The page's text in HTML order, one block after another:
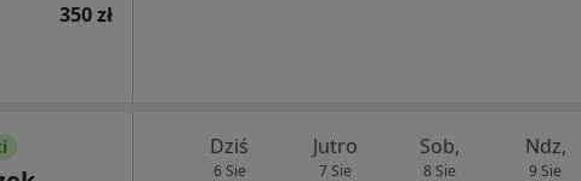
350 zł
Dziś
6 Sie
Jutro
7 Sie
Sob,
8 Sie
Ndz,
9 Sie